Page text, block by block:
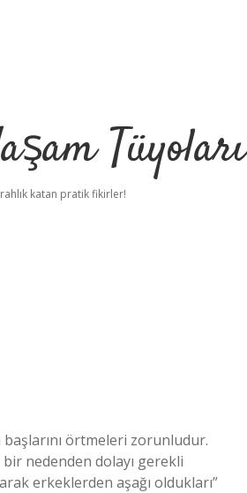
Tüyoları
katan pratik fikirler!
örtmeleri zorunludur.
nedenden dolayı gerekli
erkeklerden aşağı oldukları”